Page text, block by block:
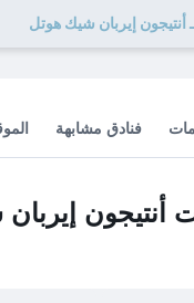
فنادق مشابهة